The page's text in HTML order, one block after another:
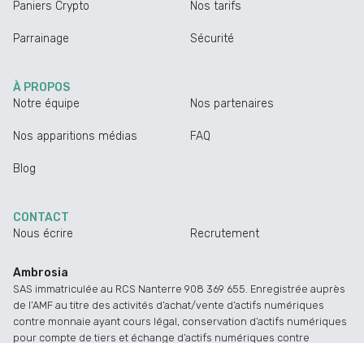
Paniers Crypto Nos tarifs
Parrainage Sécurité
À PROPOS
Notre équipe
Nos partenaires
Nos apparitions médias FAQ
Blog
CONTACT
Nous écrire
Recrutement
Ambrosia
SAS immatriculée au RCS Nanterre 908 369 655. Enregistrée auprès
de l’AMF au titre des activités d’achat/vente d’actifs numériques
contre monnaie ayant cours légal, conservation d’actifs numériques
pour compte de tiers et échange d’actifs numériques contre